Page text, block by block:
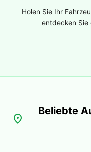
Holen Sie Ihr
entdecken Sie
place
Beliebte